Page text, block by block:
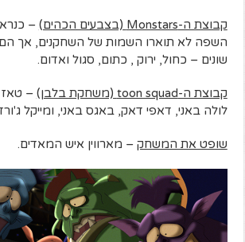
קבוצת ה-Monstars (בצבעים הכהים)
–
השפה לא תוארו השמות של השחקנים, אך הם
שונים – כחול, ירוק , כתום, סגול ואדום.
קבוצת ה-toon squad (משחקת בלבן)
–
לולה באני, דאפי דאק, באגס באני, ומייקל
שופט את המשחק – מארווין איש המאדים.